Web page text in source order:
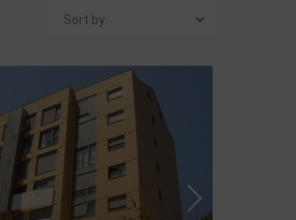
Sort by